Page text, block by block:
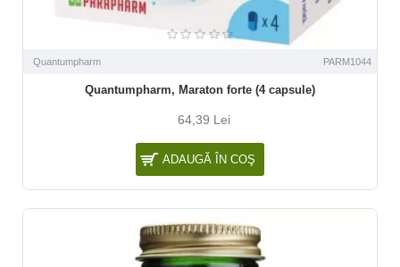
Quantumpharm PARM1044
Quantumpharm, Maraton forte (4 capsule)
64,39 Lei
ADAUGĂ ÎN COŞ